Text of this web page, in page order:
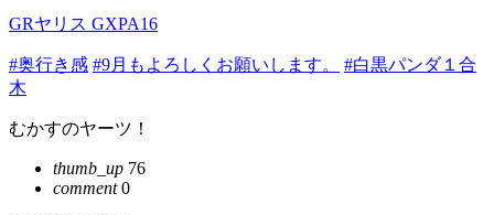
GRヤリス GXPA16
#奥行き感 #9月もよろしくお願いします。
#白黒パンダ１合
木
むかすのヤーツ！
thumb_up 76
comment0